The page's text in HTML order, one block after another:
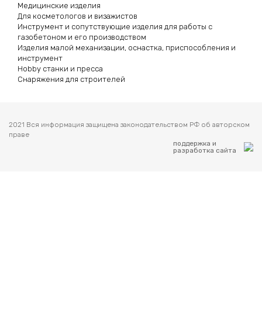
Медицинские изделия
Для косметологов и визажистов
Инструмент и сопутствующие изделия для работы с
газобетоном и его производством
Изделия малой механизации, оснастка, приспособления и
инструмент
Hobby станки и пресса
Снаряжения для строителей
2021 Вся информация защищена законодательством РФ об авторском
праве
поддержка и
разработка сайта